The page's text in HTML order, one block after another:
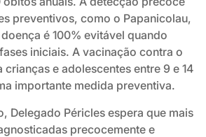
preventivos, como o Papanicolau,
é 100% evitável quando
iniciais. A vacinação contra o
crianças e adolescentes entre 9 e 14
importante medida preventiva.
Delegado Péricles espera que mais
precocemente e